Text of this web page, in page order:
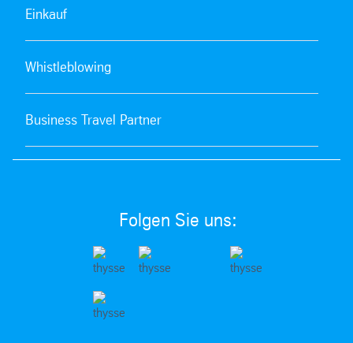
Einkauf
Whistleblowing
Business Travel Partner
Folgen Sie uns: